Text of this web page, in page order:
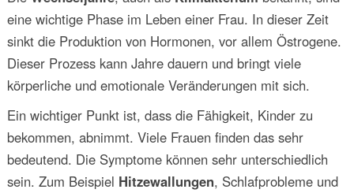
eine wichtige Phase im Leben einer Frau. In dieser Zeit
sinkt die Produktion von Hormonen, vor allem Östrogene.
Dieser Prozess kann Jahre dauern und bringt viele
körperliche und emotionale Veränderungen mit sich.
Ein wichtiger Punkt ist, dass die Fähigkeit, Kinder zu
bekommen, abnimmt. Viele Frauen finden das sehr
bedeutend. Die Symptome können sehr unterschiedlich
sein. Zum Beispiel Hitzewallungen, Schlafprobleme und